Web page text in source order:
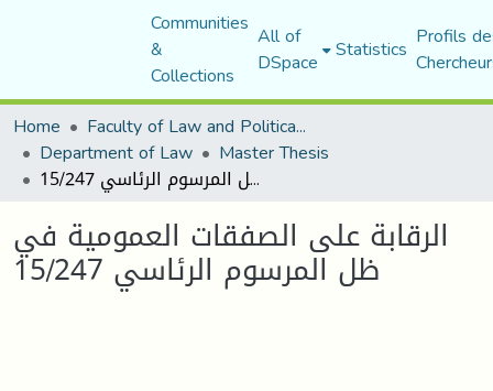
Communities
&
Collections
All of
DSpace Statistics Profils
Home
Faculty of Law and Political Science
Department of Law Master Thesis
الرقابة على الصفقات العمومية في ظل المرسوم الرئاسي 15/247
الرقابة على الصفقات العمومية في
ظل المرسوم الرئاسي 15/247